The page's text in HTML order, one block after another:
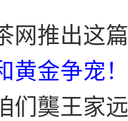
网推出这篇
金争宠！
们龑王家远